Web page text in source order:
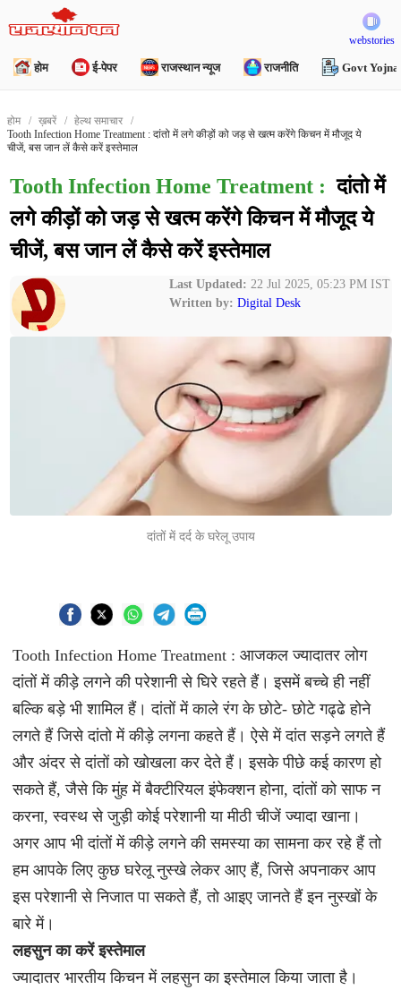
webstories
होम ई-पेपर राजस्थान न्यूज राजनीति Govt Yojna
होम ख़बरें
हेल्थ समाचार
Tooth Infection Home Treatment : दांतो में लगे कीड़ों को जड़ से खत्म करेंगे किचन में मौजूद ये
चीजें, बस जान लें कैसे करें इस्तेमाल
Tooth Infection Home Treatment : दांतो में
लगे कीड़ों को जड़ से खत्म करेंगे किचन में मौजूद ये
चीजें, बस जान लें कैसे करें इस्तेमाल
Last Updated: 22 Jul 2025, 05:23 PM IST
Written by: Digital Desk
दांतों में दर्द के घरेलू उपाय
Tooth Infection Home Treatment : आजकल ज्यादातर लोग
दांतों में कीड़े लगने की परेशानी से घिरे रहते हैं। इसमें बच्चे ही नहीं
बल्कि बड़े भी शामिल हैं। दांतों में काले रंग के छोटे- छोटे गढ्ढे होने
लगते हैं जिसे दांतो में कीड़े लगना कहते हैं। ऐसे में दांत सड़ने लगते हैं
और अंदर से दांतों को खोखला कर देते हैं। इसके पीछे कई कारण हो
सकते हैं, जैसे कि मुंह में बैक्टीरियल इंफेक्शन होना, दांतों को साफ न
करना, स्वस्थ से जुड़ी कोई परेशानी या मीठी चीजें ज्यादा खाना।
अगर आप भी दांतों में कीड़े लगने की समस्या का सामना कर रहे हैं तो
हम आपके लिए कुछ घरेलू नुस्खे लेकर आए हैं, जिसे अपनाकर आप
इस परेशानी से निजात पा सकते हैं, तो आइए जानते हैं इन नुस्खों के
बारे में।
लहसुन का करें इस्तेमाल
ज्यादातर भारतीय किचन में लहसुन का इस्तेमाल किया जाता है।